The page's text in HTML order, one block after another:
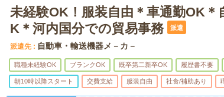
未経験OK！服装自由＊車通勤OK＊
K＊河内国分での貿易事務
派遣
派遣先 自動車・輸送機器メ－カ－
職種未経験OK ブランクOK 既卒第二新卒OK 履歴書不要
朝10時以降スタート 交費支給 服装自由 社食/補助あり